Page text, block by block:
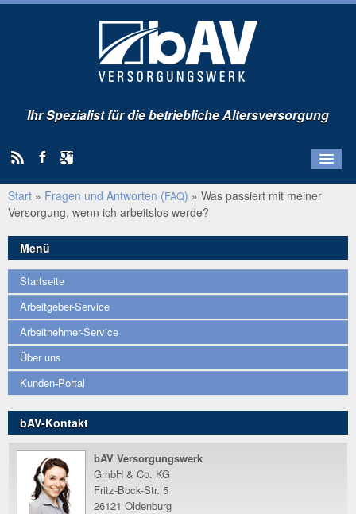
Ihr Spezialist für die betriebliche Altersversorgung
Startseite
Über uns
Kunden-Portal
Start » Fragen und Antworten (FAQ) » Was passiert mit meiner
Versorgung, wenn ich arbeitslos werde?
Menü
Startseite
Arbeitgeber-Service
Arbeitnehmer-Service
Über uns
Kunden-Portal
bAV-Kontakt
bAV Versorgungswerk
GmbH & Co. KG
Fritz-Bock-Str. 5
26121 Oldenburg